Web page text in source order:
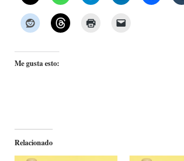
Me gusta esto:
Relacionado